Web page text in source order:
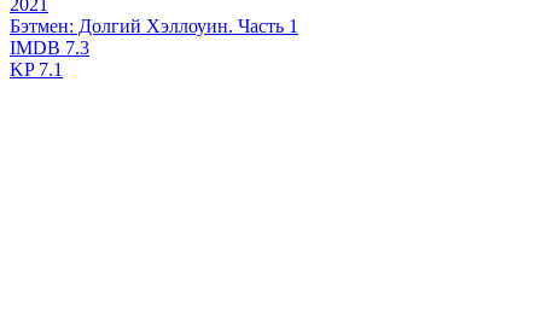
2021
Бэтмен: Долгий Хэллоуин. Часть 1
IMDB 7.3
KP7.1